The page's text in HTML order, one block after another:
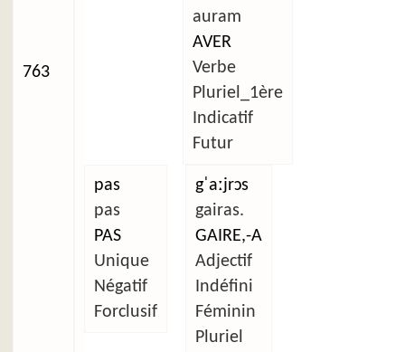
763
auram
AVER
Verbe
Pluriel_1ère
Indicatif
Futur
pas
pas
PAS
Unique
Négatif
Forclusif
gˈaːjrɔs
gairas.
GAIRE,-A
Adjectif
Indéfini
Féminin
Pluriel